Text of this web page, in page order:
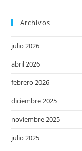
Archivos
julio 2026
abril 2026
febrero 2026
diciembre 2025
noviembre 2025
julio 2025